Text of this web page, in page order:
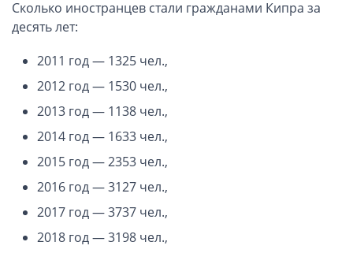
Турция (компания и счёт)
Счёт и карта в Турции для физлиц
Cчёт в Турции для компании
Счёт и карта в Киргизии для физлиц
Гражданство Вануату
Гражданство Сьерра-Леоне
Европейские и резидентные компании
Английские партнерства LLP
Ирландские компании LTD
Ирландские партнерства LP
Сколько иностранцев стали гражданами Кипра за
десять лет:
2011 год — 1325 чел.,
2012 год — 1530 чел.,
2013 год — 1138 чел.,
2014 год — 1633 чел.,
2015 год — 2353 чел.,
2016 год — 3127 чел.,
2017 год — 3737 чел.,
2018 год — 3198 чел.,